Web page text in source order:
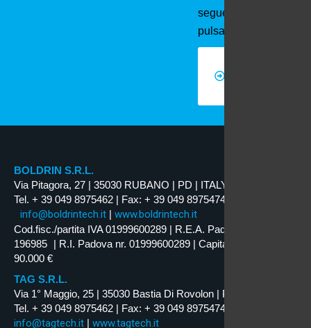
seguente
pulsante
BOLDRIN S.R.L.
Via Pitagora, 27 | 35030 RUBANO | PD | ITALY
Tel. + 39 049 8975462 | Fax: + 39 049 8975474
info@boldrintech.it | www.boldrintech.it
Cod.fisc./partita IVA 01999600289 | R.E.A. Padova nr.
196985 | R.I. Padova nr. 01999600289 | Capitale Soc. i.v.
90.000 €
TAG S.R.L.
Via 1° Maggio, 25 | 35030 Bastia Di Rovolon | PD | ITALY
Tel. + 39 049 8975462 | Fax: + 39 049 8975474
info@tagtech.it | www.tagtech.it